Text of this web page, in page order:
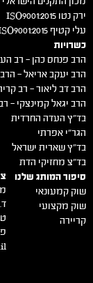
ירק נטו 2015:ISO9001
עלי קטיף 2015:ISO9001
כשרויות
הרב פנחס כהן – רב
הרב יעקב אריאל –
הרב דב ליאור – רב
הרב יגאל קמינצקי –
בד"ץ העדה החרדית
הגר"י אפרתי
בד"ץ שארית ישראל
בד"צ מחזיקי הדת
סיפור המותג שלנו
שוק קמעונאי
שוק מקצועי
קריירה
טל.